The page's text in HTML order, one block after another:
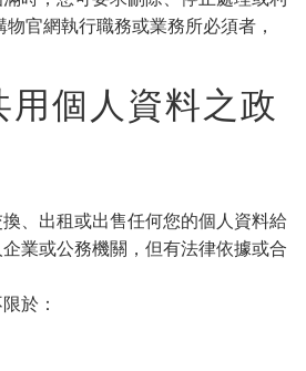
官網執行職務或業務所必須者，
用個人資料之政
、出租或出售任何您的個人資料給
業或公務機關，但有法律依據或合
於：